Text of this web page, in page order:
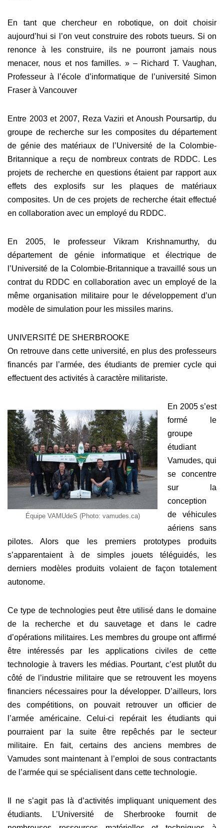
En tant que chercheur en robotique, on doit choisir
aujourd’hui si l’on veut construire des robots tueurs. Si on
renonce à les construire, ils ne pourront jamais nous
menacer, nous et nos familles. » – Richard T. Vaughan,
Professeur à l’école d’informatique de l’université Simon
Fraser à Vancouver
Entre 2003 et 2007, Reza Vaziri et Anoush Poursartip, du
groupe de recherche sur les composites du département
de génie des matériaux de l’Université de la Colombie-
Britannique a reçu de nombreux contrats de RDDC. Les
projets de recherche en questions étaient par rapport aux
effets des explosifs sur les plaques de matériaux
composites. Un de ces projets de recherche était effectué
en collaboration avec un employé du RDDC.
En 2005, le professeur Vikram Krishnamurthy, du
département de génie informatique et électrique de
l’Université de la Colombie-Britannique a travaillé sous un
contrat du RDDC en collaboration avec un employé de la
même organisation militaire pour le développement d’un
modèle de simulation pour les missiles marins.
UNIVERSITÉ DE SHERBROOKE
On retrouve dans cette université, en plus des professeurs
financés par l’armée, des étudiants de premier cycle qui
effectuent des activités à caractère militariste.
Équipe VAMUdeS (Photo: vamudes.ca)
En 2005 s’est
formé le
groupe
étudiant
Vamudes, qui
se concentre
sur la
conception
de véhicules
aériens sans
pilotes. Alors que les premiers prototypes produits
s’apparentaient à de simples jouets téléguidés, les
derniers modèles produits volaient de façon totalement
autonome.
Ce type de technologies peut être utilisé dans le domaine
de la recherche et du sauvetage et dans le cadre
d’opérations militaires. Les membres du groupe ont affirmé
être intéressés par les applications civiles de cette
technologie à travers les médias. Pourtant, c’est plutôt du
côté de l’industrie militaire que se retrouvent les moyens
financiers nécessaires pour la développer. D’ailleurs, lors
des compétitions, on pouvait retrouver un officier de
l’armée américaine. Celui-ci repérait les étudiants qui
pourraient par la suite être repêchés par le secteur
militaire. En fait, certains des anciens membres de
Vamudes sont maintenant à l’emploi de sous contractants
de l’armée qui se spécialisent dans cette technologie.
Il ne s’agit pas là d’activités impliquant uniquement des
étudiants. L’Université de Sherbrooke fournit de